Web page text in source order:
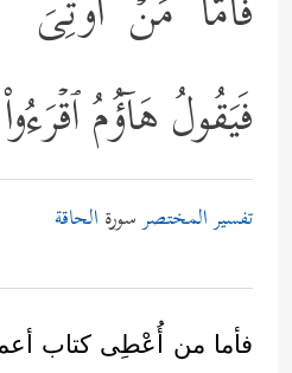
فَأَمَّا مَنۡ أُوتِیَ
فَیَقُولُ هَاۤؤُمُ
تفسير المختصرسورة الحاقة
فأما من أُعْطِى كتاب